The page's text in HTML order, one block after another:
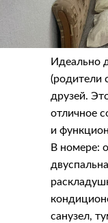
Идеально
(родители
друзей.
отличное
и
В номере:
санузел,